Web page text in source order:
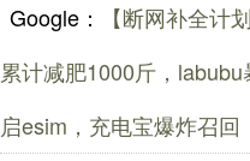
Google：
【断网补全计
累计减肥1000斤，
启esim，充电宝爆炸召